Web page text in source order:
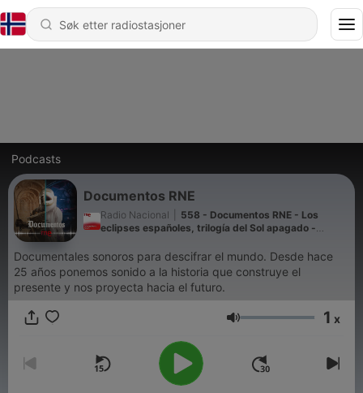
Podcasts
Documentos RNE
Radio Nacional
558 - Documentos RNE - Los
eclipses españoles, trilogía del Sol apagado -
Documentales sonoros para descifrar el mundo. Desde hace
25 años ponemos sonido a la historia que construye el
presente y nos proyecta hacia el futuro.
Volum 1 x